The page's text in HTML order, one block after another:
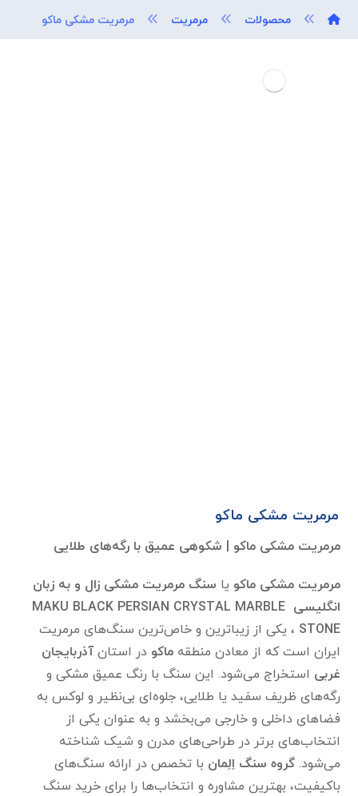
محصولات مرمریت مرمریت مشکی ماکو
مرمریت مشکی ماکو
مرمریت مشکی ماکو | شکوهی عمیق با رگه‌های طلایی
مرمریت مشکی ماکو یا سنگ مرمریت مشکی زال و به زبان
انگلیسی MAKU BLACK PERSIAN CRYSTAL MARBLE
STONE ، یکی از زیباترین و خاص‌ترین سنگ‌های مرمریت
ایران است که از معادن منطقهماکو در استانآذربایجان
غربی استخراج می‌شود. این سنگ با رنگ عمیق مشکی و
رگه‌های ظریف سفید یا طلایی، جلوه‌ای بی‌نظیر و لوکس به
فضاهای داخلی و خارجی می‌بخشد و به عنوان یکی از
انتخاب‌های برتر در طراحی‌های مدرن و شیک شناخته
می‌شود.گروه سنگ اِلِمان با تخصص در ارائه سنگ‌های
باکیفیت، بهترین مشاوره و انتخاب‌ها را برای خرید سنگ